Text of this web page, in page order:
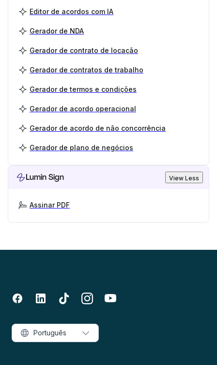
Editor de acordos com IA
Gerador de NDA
Gerador de contrato de locação
Gerador de contratos de trabalho
Gerador de termos e condições
Gerador de acordo operacional
Gerador de acordo de não concorrência
Gerador de plano de negócios
Lumin Sign View Less
Assinar PDF
Português